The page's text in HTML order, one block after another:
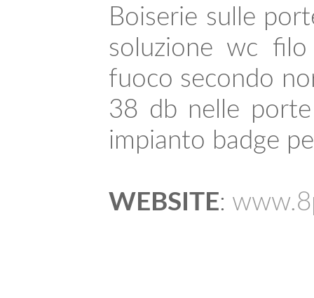
Boiserie sulle
soluzione wc
fuoco secondo
38 db nelle
impianto badge
WEBSITE: